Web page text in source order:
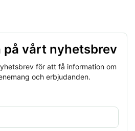
på vårt nyhetsbrev
för att få information om
och erbjudanden.